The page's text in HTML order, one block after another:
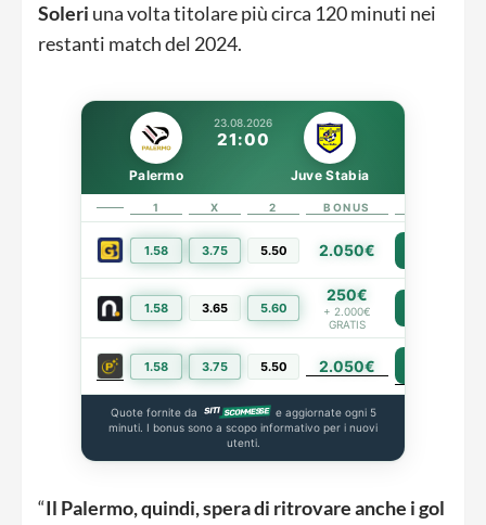
Soleri una volta titolare più circa 120 minuti nei
restanti match del 2024.
23.08.2026
21:00
Palermo Juve Stabia
1 X 2 BONUS
1.58 3.75 5.50 2.050€
1.58 3.65 5.60
250€
+ 2.000€
GRATIS
1.58 3.75 5.50 2.050€
Quote fornite da
e aggiornate ogni 5
minuti. I bonus sono a scopo informativo per i nuovi
utenti.
“Il Palermo, quindi, spera di ritrovare anche i gol